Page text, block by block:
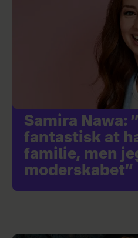
Samira Nawa:
fantastisk at
familie, men
moderskabet”